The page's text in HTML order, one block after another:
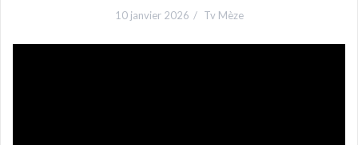
10 janvier 2026 Tv Mèze